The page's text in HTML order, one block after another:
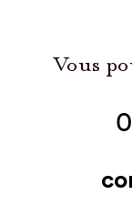
Vous